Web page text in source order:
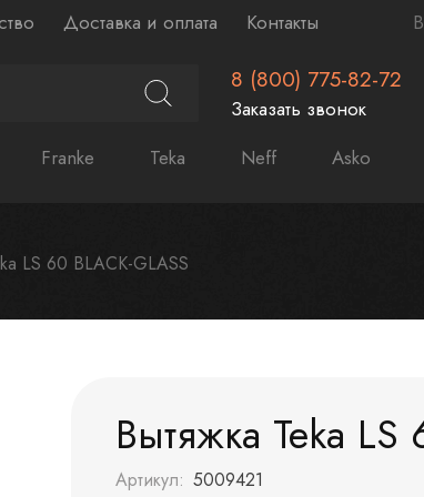
Доставка и оплата Контакты
8 (800) 775-82-72
Заказать звонок
Franke Teka Neff Asko
LS 60 BLACK-GLASS
Вытяжка Teka LS
Артикул: 5009421